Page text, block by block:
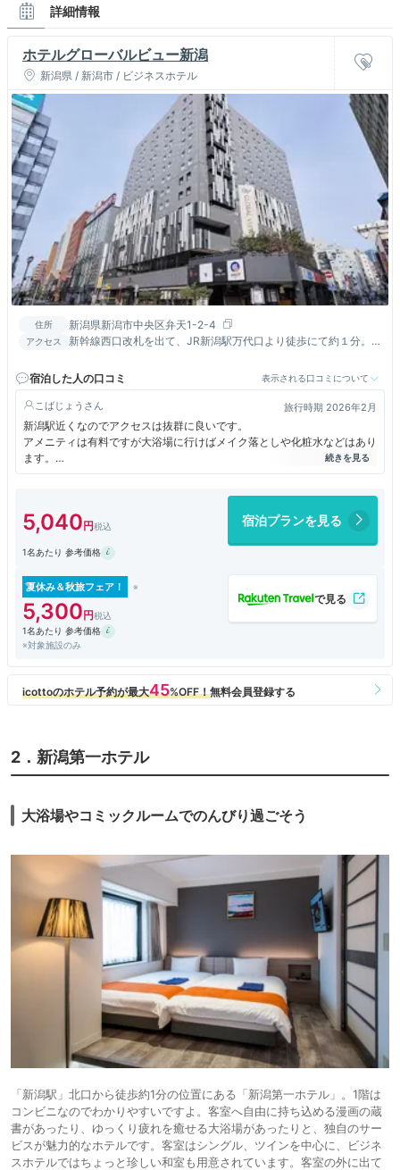
詳細情報
ホテルグローバルビュー新潟
新潟県 / 新潟市 / ビジネスホテル
住所 新潟県新潟市中央区弁天1-2-4
アクセス
新幹線西口改札を出て、JR新潟駅万代口より徒歩にて約１分。
宿泊した人の口コミ
表示される口コミについて
こばじょう 旅行時期 2026年2月
新潟駅近くなのでアクセスは抜群に良いです。
アメニティは有料ですが大浴場に行けばメイク落としや化粧水などはあり
ます。
部屋の風呂は使ったことが無いので分かりません。
サウナ付きの宿なので気に入って何回か宿泊しています。
アクセスの良さ故かは分かりませんが、少し土日は宿泊料金が高いかな？
5,040 宿泊プランを見る
1名あたり 参考価格
夏休み＆秋旅フェア！
5,300
1名あたり 参考価格
※対象施設のみ
2．新潟第一ホテル
大浴場やコミックルームでのんびり過ごそう
「新潟駅」北口から徒歩約1分の位置にある「新潟第一ホテル」。1階は
コンビニなのでわかりやすいですよ。客室へ自由に持ち込める漫画の蔵
書があったり、ゆっくり疲れを癒せる大浴場があったりと、独自のサー
ビスが魅力的なホテルです。客室はシングル、ツインを中心に、ビジネ
スホテルではちょっと珍しい和室も用意されています。客室の外に出て